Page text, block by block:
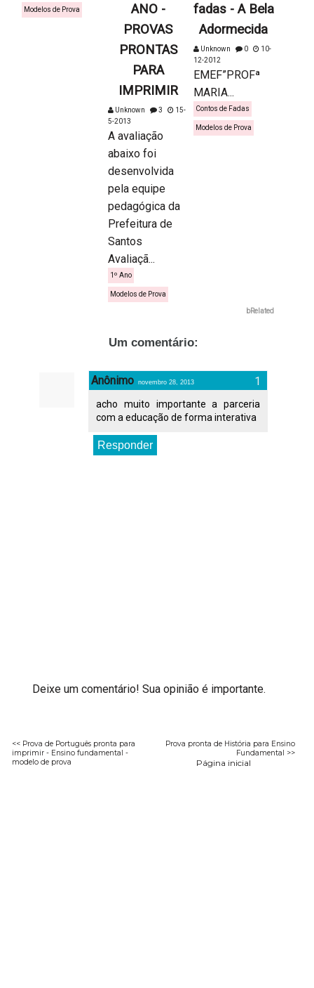
Modelos de Prova
ANO -
PROVAS
PRONTAS
PARA
IMPRIMIR
Unknown 3
15-
5-2013
A avaliação
abaixo foi
desenvolvida
pela equipe
pedagógica da
Prefeitura de
Santos
Avaliaçã...
1º Ano
Modelos de Prova
fadas - A Bela
Adormecida
Unknown 0
10-
12-2012
EMEF”PROFª
MARIA...
Contos de Fadas
Modelos de Prova
bRelated
Um comentário:
Anônimo novembro 28, 2013
acho muito importante a parceria
com a educação de forma interativa
Responder
Deixe um comentário! Sua opinião é importante.
<< Prova de Português pronta para
imprimir - Ensino fundamental -
modelo de prova
Prova pronta de História para Ensino
Fundamental >>
Página inicial